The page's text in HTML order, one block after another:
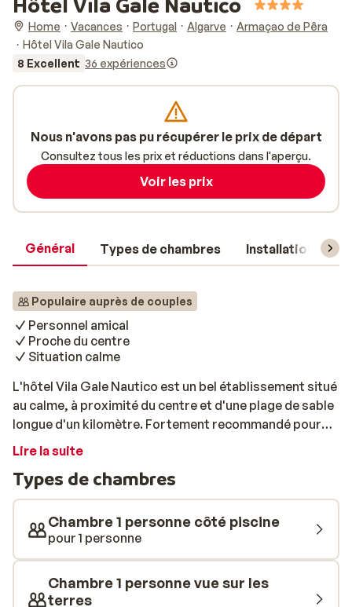
Home Vacances Portugal Algarve
Armaçao de Pêra
Hôtel Vila Gale Nautico
8 Excellent 36 expériences
Général Types de chambres Installations
Populaire auprès de couples
Personnel amical
Proche du centre
Situation calme
L'hôtel Vila Gale Nautico est un bel établissement situé
au calme, à proximité du centre et d'une plage de sable
longue d'un kilomètre. Fortement recommandé pour
des vacances relaxantes. Les chambres offrent un
soleil portugais et vous détendre un instant. Cette
adresse est idéale pour les familles avec enfants. Des
aires de jeux au mini club et des terrains de sport à la
salle de fitness tout le monde en profitera. L'équipe
d'animation est également disponible toute la journée
avec un programme polyvalent pour petits et grands.
En soirée, dégustez une délicieuse boisson locale au
Lire la suite
Types de chambres
Chambre 1 personne côté piscine
pour 1 personne
Chambre 1 personne vue sur les
terres
Nous n'avons pas pu récupérer le prix de départ
Consultez tous les prix et réductions dans l'aperçu.
Voir les prix